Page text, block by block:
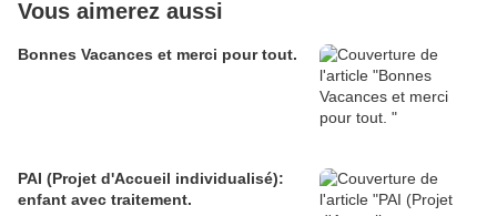
Vous aimerez aussi
Bonnes Vacances et merci pour tout.
PAI (Projet d'Accueil individualisé):
enfant avec traitement.